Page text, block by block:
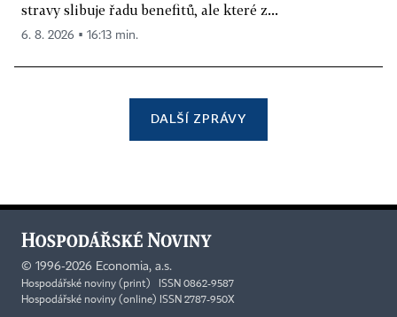
stravy slibuje řadu benefitů, ale které z...
6. 8. 2026 ▪ 16:13 min.
DALŠÍ ZPRÁVY
© 1996-2026 Economia, a.s.
Hospodářské noviny (print) ISSN 0862-9587
Hospodářské noviny (online) ISSN 2787-950X